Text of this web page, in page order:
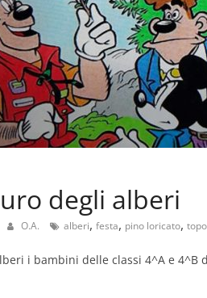
degli alberi
O.A. alberi, festa, pino loricato,
i bambini delle classi 4^A e